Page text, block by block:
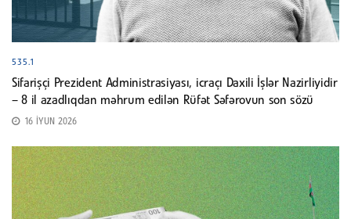
535.1
Sifarişçi Prezident Administrasiyası, icraçı Daxili İşlər Nazirliyidir
– 8 il azadlıqdan məhrum edilən Rüfət Səfərovun son sözü
16 İYUN 2026